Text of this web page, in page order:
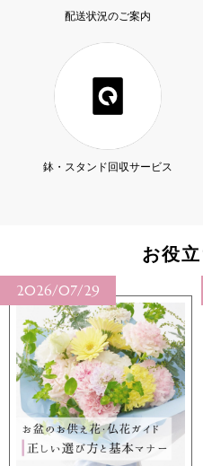
配送状況のご案内
鉢・スタンド回収サービス
お役
2026/07/29